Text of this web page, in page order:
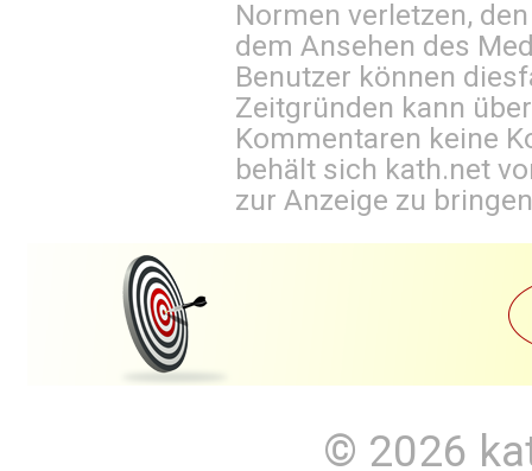
Normen verletzen,
dem Ansehen des
Benutzer können
Zeitgründen kann
Kommentaren keine
behält sich kath.net
zur Anzeige zu
© 2026